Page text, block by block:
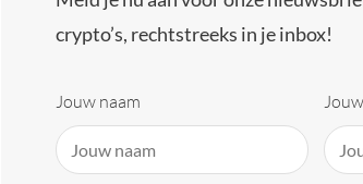
crypto’s, rechtstreeks in je inbox!
Jouw naam